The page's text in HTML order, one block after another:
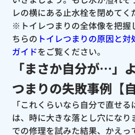
レの横にある止水栓を閉めてく
※トイレつまりの全体像を把握
ちらの トイレつまりの原因と
ガイドをご覧ください。
「まさか自分が…」
つまりの失敗事例【
「これくらいなら自分で直せ
は、時に大きな落とし穴になり
での修理を試みた結果、かえっ